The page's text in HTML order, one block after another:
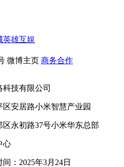
英雄互娱
微博主页 商务合作
技有限公司
安居路小米智慧产业园
永初路37号小米华东总部
心
：2025年3月24日